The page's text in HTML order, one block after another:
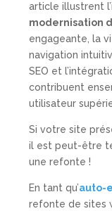
article illustrent
modernisation
engageante, la
navigation
SEO et
contribuent
utilisateur
Si votre site
il est peut-être
une refonte !
En tant qu’auto-
refonte de sites